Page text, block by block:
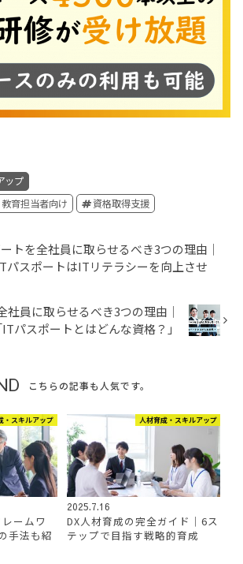
ップ
教育担当者向け 資格取得支援
トを全社員に取らせるべき3つの理由│
パスポートはITリテラシーを向上させ
社員に取らせるべき3つの理由│
パスポートとはどんな資格？」
こちらの記事も人気です。
・スキルアップ
ームワ
手法も紹
人材育成・スキルアップ
2025.7.16
DX人材育成の完全ガイド｜6ス
テップで目指す戦略的育成